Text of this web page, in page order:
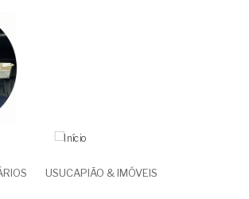
USUCAPIÃO & IMÓVEIS